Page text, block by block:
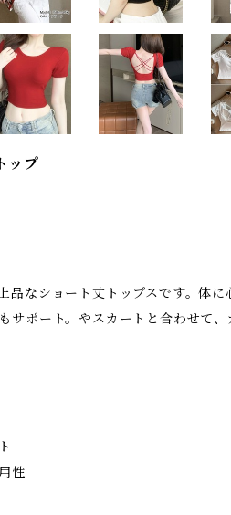
ップ
品なショート丈トップスです。体に
サポート。やスカートと合わせて、
性